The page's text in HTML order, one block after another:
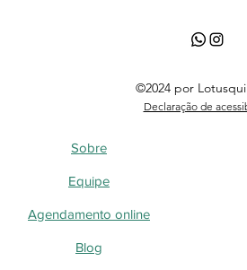
©2024 por
Declaração de
Sobre
Equipe
Agendamento online
Blog